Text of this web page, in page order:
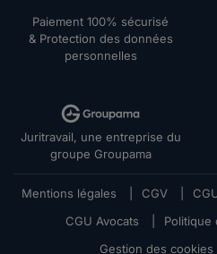
Paiement 100% sécurisé
& Protection des données
personnelles
Juritravail, une entreprise du
groupe Groupama
Mentions légales CGV
CGU Avocats
Politique
Gestion des cookies